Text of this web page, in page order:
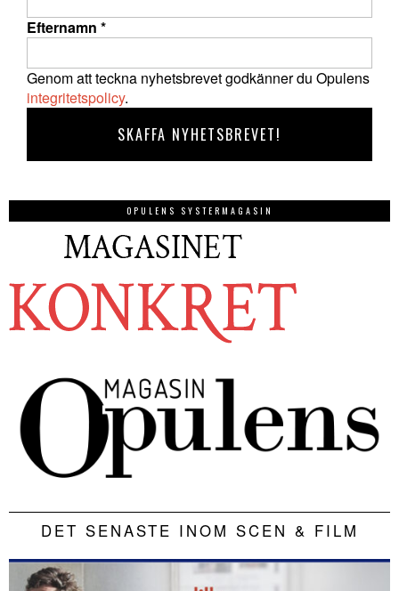
Efternamn *
Genom att teckna nyhetsbrevet godkänner du Opulens
integritetspolicy.
OPULENS SYSTERMAGASIN
DET SENASTE INOM SCEN & FILM